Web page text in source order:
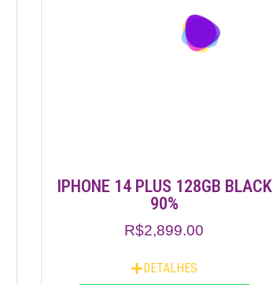
IPHONE 14 PLUS 128GB BLACK
90%
R$2,899.00
DETALHES